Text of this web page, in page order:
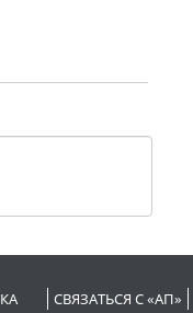
СВЯЗАТЬСЯ С «АП»